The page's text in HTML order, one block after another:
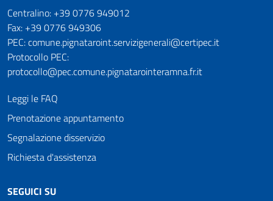
Numeri utili
Centralino: +39 0776 949012
Fax: +39 0776 949306
PEC: comune.pignataroint.servizigenerali@certipec.it
Protocollo PEC:
protocollo@pec.comune.pignatarointeramna.fr.it
Leggi le FAQ
Prenotazione appuntamento
Segnalazione disservizio
Richiesta d'assistenza
SEGUICI SU